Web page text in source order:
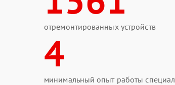
отремонтированных устройств
4
минимальный опыт работы